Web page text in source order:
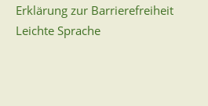
Erklärung zur Barrierefreiheit
Leichte Sprache